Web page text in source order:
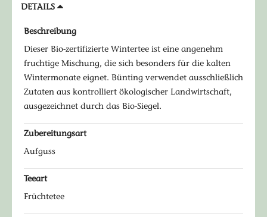
DETAILS
Beschreibung
Dieser Bio-zertifizierte Wintertee ist eine angenehm
fruchtige Mischung, die sich besonders für die kalten
Wintermonate eignet. Bünting verwendet ausschließlich
Zutaten aus kontrolliert ökologischer Landwirtschaft,
ausgezeichnet durch das Bio-Siegel.
Zubereitungsart
Aufguss
Teeart
Früchtetee